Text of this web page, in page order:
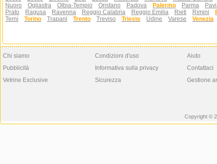
Nuoro
Ogliastra Olbia-Tempio Oristano Padova Palermo Parma
Prato
Ragusa Ravenna Reggio Calabria Reggio Emilia Rieti Rimini
Terni
Torino Trapani Trento Treviso Trieste Udine Varese Venezia
Chi siamo
Pubblicità
Vetrine Exclusive
Condizioni d'uso
Informativa sulla privacy
Sicurezza
Aiuto
Contattaci
Gestione
Copyright ©